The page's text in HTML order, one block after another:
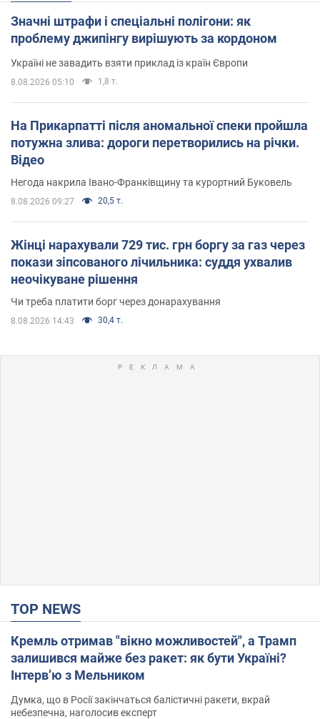
Значні штрафи і спеціальні полігони: як
проблему джипінгу вирішують за кордоном
Україні не завадить взяти приклад із країн Європи
8.08.2026 05:10 1,8 т.
На Прикарпатті після аномальної спеки пройшла
потужна злива: дороги перетворились на річки.
Відео
Негода накрила Івано-Франківщину та курортний Буковель
8.08.2026 09:27 20,5 т.
Жінці нарахували 729 тис. грн боргу за газ через
покази зіпсованого лічильника: суддя ухвалив
неочікуване рішення
Чи треба платити борг через донарахування
8.08.2026 14:43 30,4 т.
TOP NEWS
Кремль отримав "вікно можливостей", а Трамп
залишився майже без ракет: як бути Україні?
Інтерв’ю з Мельником
Думка, що в Росії закінчаться балістичні ракети, вкрай
небезпечна, наголосив експерт